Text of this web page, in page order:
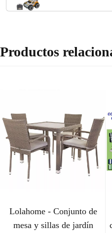
Productos
Lolahome - Conjunto de
mesa y sillas de jardín